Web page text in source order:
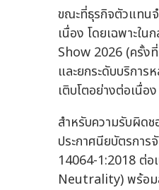
ขณะที่ธุรกิจตัวแทน
เนื่อง โดยเฉพาะใ
Show 2026 (ครั้ง
และยกระดับบริกา
เติบโตอย่างต่อเนื่
สำหรับความรับผิด
ประกาศนียบัตรการ
14064-1:2018 ต่อ
Neutrality) พร้อม